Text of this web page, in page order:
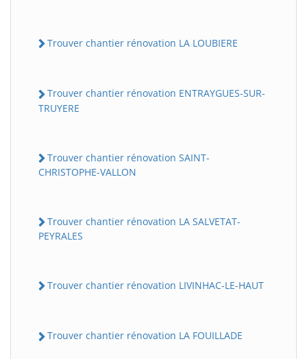
Trouver chantier rénovation LA LOUBIERE
Trouver chantier rénovation ENTRAYGUES-SUR-
TRUYERE
Trouver chantier rénovation SAINT-
CHRISTOPHE-VALLON
Trouver chantier rénovation LA SALVETAT-
PEYRALES
Trouver chantier rénovation LIVINHAC-LE-HAUT
Trouver chantier rénovation LA FOUILLADE